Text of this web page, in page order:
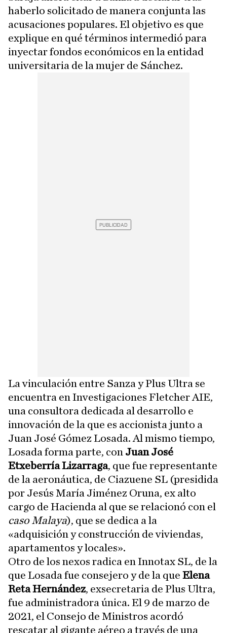
haberlo solicitado de manera conjunta las
acusaciones populares. El objetivo es que
explique en qué términos intermedió para
inyectar fondos económicos en la entidad
universitaria de la mujer de Sánchez.
La vinculación entre Sanza y Plus Ultra se
encuentra en Investigaciones Fletcher AIE,
una consultora dedicada al desarrollo e
innovación de la que es accionista junto a
Juan José Gómez Losada. Al mismo tiempo,
Losada forma parte, con Juan José
Etxeberría Lizarraga, que fue representante
de la aeronáutica, de Ciazuene SL (presidida
por Jesús María Jiménez Oruna, ex alto
cargo de Hacienda al que se relacionó con el
caso Malaya), que se dedica a la
«adquisición y construcción de viviendas,
apartamentos y locales».
Otro de los nexos radica en Innotax SL, de la
que Losada fue consejero y de la que Elena
Reta Hernández, exsecretaria de Plus Ultra,
fue administradora única. El 9 de marzo de
2021, el Consejo de Ministros acordó
rescatar al gigante aéreo a través de una